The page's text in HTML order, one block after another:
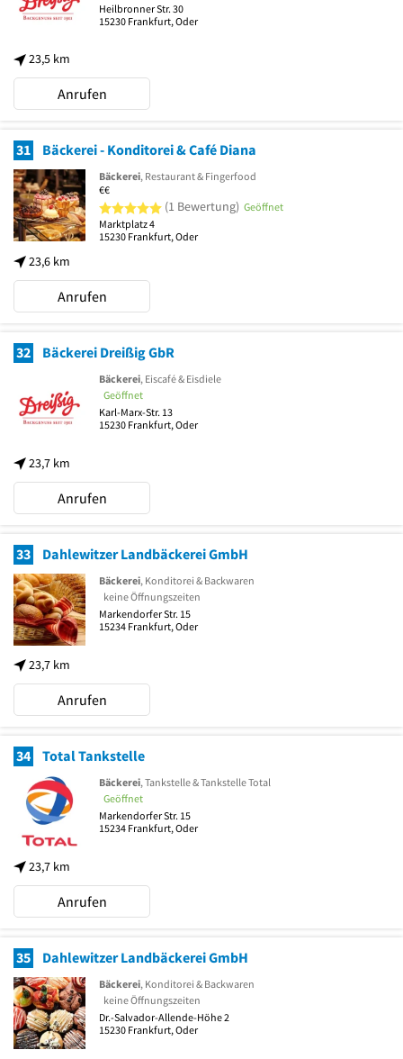
23,5 km
Heilbronner Str. 30
15230 Frankfurt, Oder
Anrufen
31 Bäckerei - Konditorei & Café Diana
23,6 km
Bäckerei, Restaurant & Fingerfood
€€
5 von 5 Sternen
(1 Bewertung) Geöffnet
Marktplatz 4
15230 Frankfurt, Oder
Anrufen
32 Bäckerei Dreißig GbR
23,7 km
Bäckerei, Eiscafé & Eisdiele
Geöffnet
Karl-Marx-Str. 13
15230 Frankfurt, Oder
Anrufen
33 Dahlewitzer Landbäckerei GmbH
23,7 km
Bäckerei, Konditorei & Backwaren
keine Öffnungszeiten
Markendorfer Str. 15
15234 Frankfurt, Oder
Anrufen
34 Total Tankstelle
23,7 km
Bäckerei, Tankstelle & Tankstelle Total
Geöffnet
Markendorfer Str. 15
15234 Frankfurt, Oder
Anrufen
35 Dahlewitzer Landbäckerei GmbH
Bäckerei, Konditorei & Backwaren
keine Öffnungszeiten
Dr.-Salvador-Allende-Höhe 2
15230 Frankfurt, Oder